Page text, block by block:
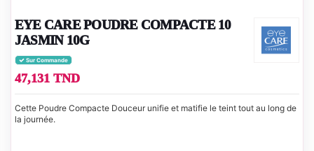
EYE CARE POUDRE COMPACTE 10
JASMIN 10G
Sur Commande
47,131 TND
Cette Poudre Compacte Douceur unifie et matifie le teint tout au long de
la journée.